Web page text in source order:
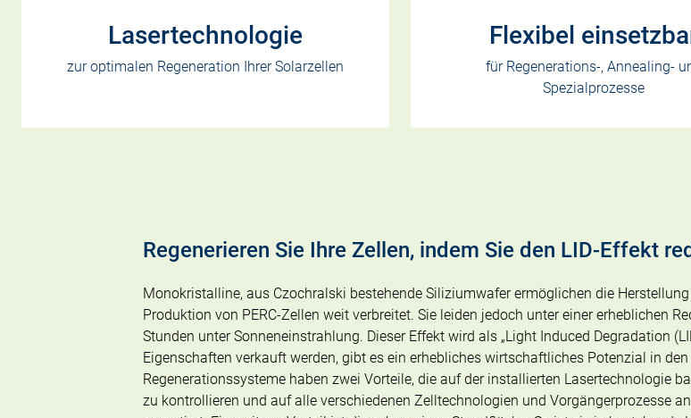
Lasertechnologie
zur optimalen Regeneration Ihrer Solarzellen
Flexibel
für Regenerations-, Annealing-
Spezialprozesse
Regenerieren Sie Ihre Zellen, indem Sie den LID-Effekt
Monokristalline, aus Czochralski bestehende Siliziumwafer ermöglichen die
Produktion von PERC-Zellen weit verbreitet. Sie leiden jedoch unter einer erheblichen
Stunden unter Sonneneinstrahlung. Dieser Effekt wird als „Light Induced Degradation
Eigenschaften verkauft werden, gibt es ein erhebliches wirtschaftliches Potenzial in
Regenerationssysteme haben zwei Vorteile, die auf der installierten Lasertechnologie
zu kontrollieren und auf alle verschiedenen Zelltechnologien und Vorgängerprozesse